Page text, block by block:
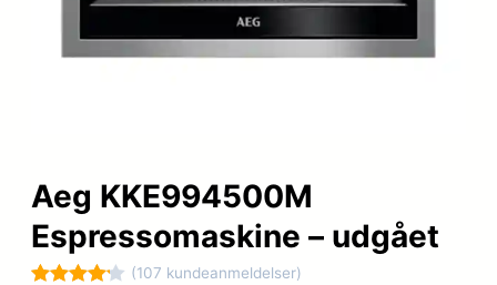
Aeg KKE994500M
Espressomaskine – udgået
(107 kundeanmeldelser)